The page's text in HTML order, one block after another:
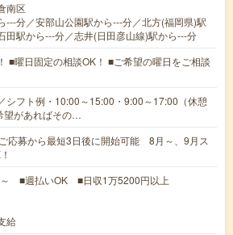
南区
---分／安部山公園駅から---分／北方(福岡県)駅
田駅から---分／志井(日田彦山線)駅から---分
■曜日固定の相談OK！ ■ご希望の曜日をご相談
シフト例・10:00～15:00・9:00～17:00（休憩
望があればその…
応募から最短3日後に開始可能 8月～、9月ス
■週払いOK ■日収1万5200円以上
給